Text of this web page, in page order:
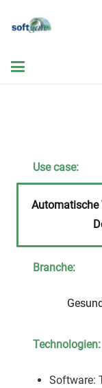
Use case:
Automatische
Branche:
Technologien:
Software: